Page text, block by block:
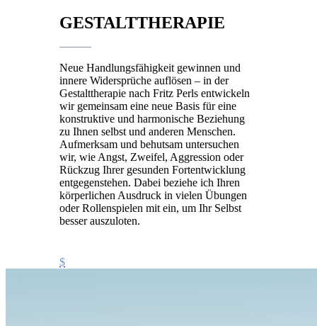
GESTALTTHERAPIE
Neue Handlungsfähigkeit gewinnen und
innere Widersprüche auflösen – in der
Gestalttherapie nach Fritz Perls entwickeln
wir gemeinsam eine neue Basis für eine
konstruktive und harmonische Beziehung
zu Ihnen selbst und anderen Menschen.
Aufmerksam und behutsam untersuchen
wir, wie Angst, Zweifel, Aggression oder
Rückzug Ihrer gesunden Fortentwicklung
entgegenstehen. Dabei beziehe ich Ihren
körperlichen Ausdruck in vielen Übungen
oder Rollenspielen mit ein, um Ihr Selbst
besser auszuloten.